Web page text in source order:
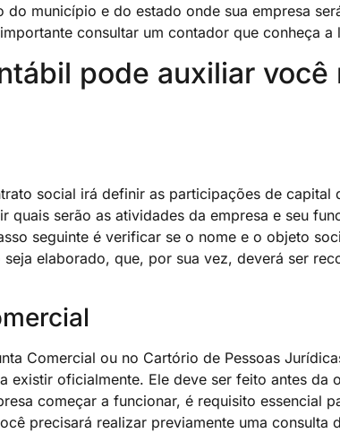
do município e do estado onde sua empresa
consultar um contador que conheça a
pode auxiliar você
social irá definir as participações de capital
quais serão as atividades da empresa e seu
seguinte é verificar se o nome e o objeto
elaborado, que, por sua vez, deverá ser
Comercial ou no Cartório de Pessoas
existir oficialmente. Ele deve ser feito antes da
começar a funcionar, é requisito essencial
precisará realizar previamente uma consulta